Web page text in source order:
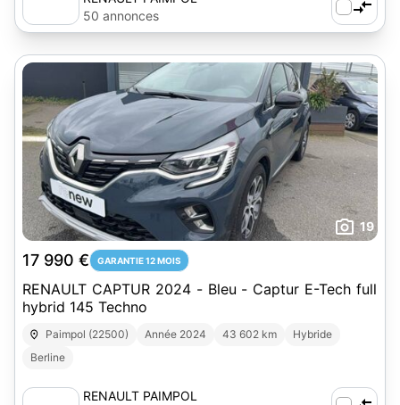
50 annonces
19
17 990 € GARANTIE 12 MOIS
RENAULT CAPTUR 2024 - Bleu - Captur E-Tech full
hybrid 145 Techno
Paimpol (22500) Année 2024 43 602 km
Hybride
Berline
RENAULT PAIMPOL